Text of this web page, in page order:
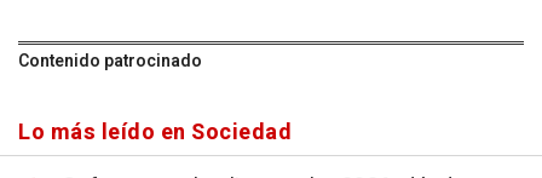
Contenido patrocinado
Lo más leído en Sociedad